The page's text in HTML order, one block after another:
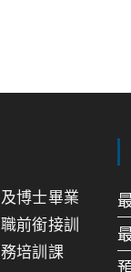
博士畢業
前銜接訓
培訓課